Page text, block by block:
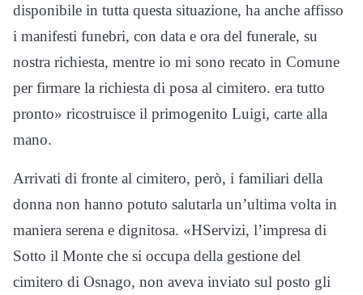
disponibile in tutta questa situazione, ha anche affisso
i manifesti funebri, con data e ora del funerale, su
nostra richiesta, mentre io mi sono recato in Comune
per firmare la richiesta di posa al cimitero. era tutto
pronto» ricostruisce il primogenito Luigi, carte alla
mano.
Arrivati di fronte al cimitero, però, i familiari della
donna non hanno potuto salutarla un’ultima volta in
maniera serena e dignitosa. «HServizi, l’impresa di
Sotto il Monte che si occupa della gestione del
cimitero di Osnago, non aveva inviato sul posto gli